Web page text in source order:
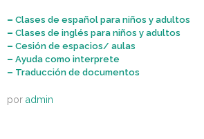
– Clases de español para niños y adultos
– Clases de inglés para niños y adultos
– Cesión de espacios/ aulas
– Ayuda como interprete
– Traducción de documentos
por admin